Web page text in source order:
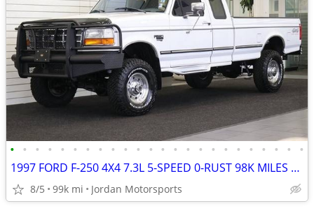
• • • • • • • • • • • • • • • • • • • • • • • •
1997 FORD F-250 4X4 7.3L 5-SPEED 0-RUST 98K MILES F250 F350 1996 1995
8/5 99k mi Jordan Motorsports